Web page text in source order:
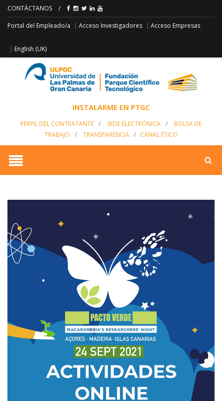
CONTÁCTANOS /
Portal del Empleado/a Acceso Investigadores Acceso Empresas
English (UK)
INSTALARME EN PTGC
PERFIL DEL CONTRATANTE / SEDE ELECTRÓNICA /
BOLSA DE
TRABAJO
/ TRANSPARENCIA/ CANAL ÉTICO